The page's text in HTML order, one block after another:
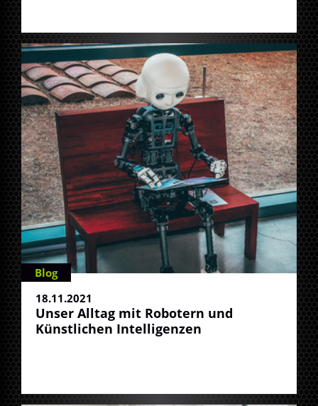
Blog
18.11.2021
Unser Alltag mit Robotern und
Künstlichen Intelligenzen